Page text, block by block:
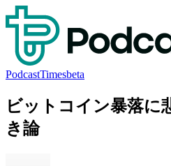
PodcastTimesbeta
ビットコイン暴落に
き論